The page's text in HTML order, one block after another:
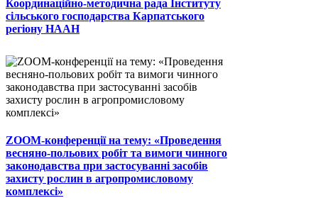
Координаційно-методична рада Інституту
сільського господарства Карпатського
регіону НААН
ZOOM-конференції на тему: «Проведення
весняно-польових робіт та вимоги чинного
законодавства при застосуванні засобів
захисту рослин в агропромисловому
комплексі»